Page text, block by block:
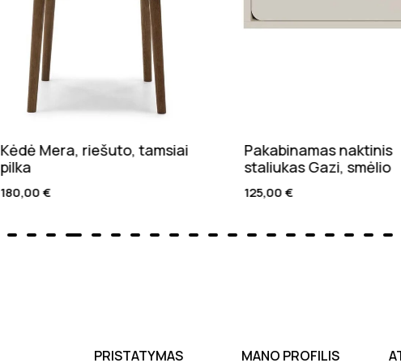
Pakabinamas naktinis
staliukas Gazi, smėlio
125,00€
Naktinis staliukas Nolti,
alyvuotas ąžuolas
155,00€
PRISTATYMAS MANO PROFILIS